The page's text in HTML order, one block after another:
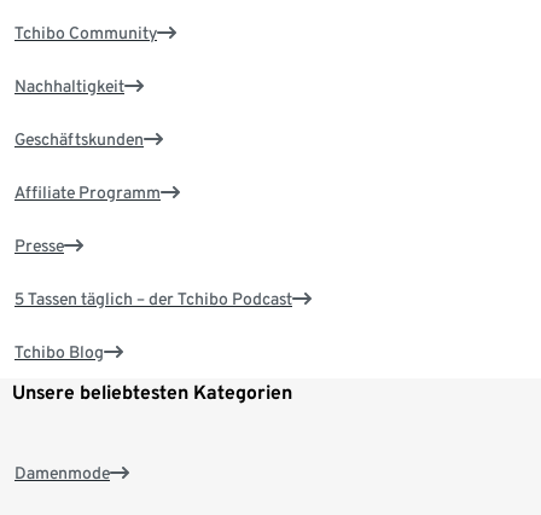
Tchibo Community
Nachhaltigkeit
Geschäftskunden
Affiliate Programm
Presse
5 Tassen täglich – der Tchibo Podcast
Tchibo Blog
Unsere beliebtesten Kategorien
Damenmode